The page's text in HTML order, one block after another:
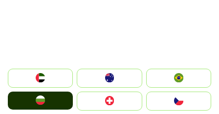
الإمارات العربية المتحدة
Switzerland